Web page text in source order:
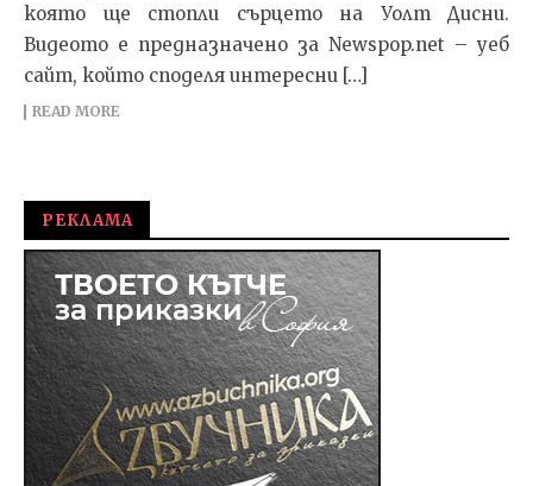
която ще стопли сърцето на Уолт Дисни.
Видеото е предназначено за Newspop.net – уеб
сайт, който споделя интересни […]
READ MORE
РЕКЛАМА